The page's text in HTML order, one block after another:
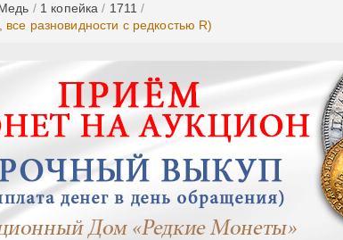
/ 1 копейка / 1711 /
разновидности с редкостью R)